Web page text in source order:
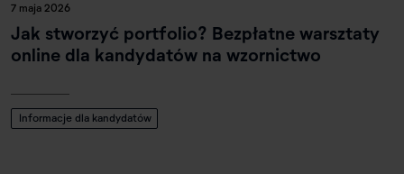
7 maja 2026
Jak stworzyć portfolio? Bezpłatne warsztaty
online dla kandydatów na wzornictwo
Informacje dla kandydatów